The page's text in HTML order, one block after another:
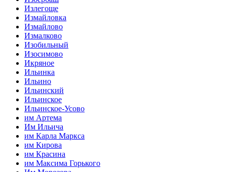
Излегоще
Измайловка
Измайлово
Измалково
Изобильный
Изосимово
Икряное
Ильинка
Ильино
Ильинский
Ильинское
Ильинское-Усово
им Артема
Им Ильича
им Карла Маркса
им Кирова
им Красина
им Максима Горького